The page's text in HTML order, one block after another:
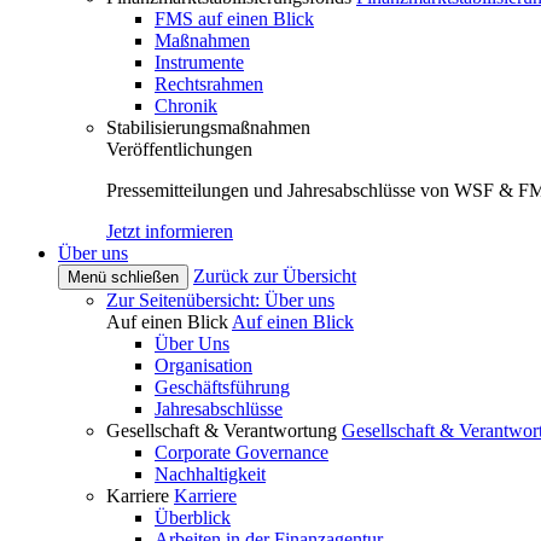
FMS auf einen Blick
Maßnahmen
Instrumente
Rechtsrahmen
Chronik
Stabilisierungsmaßnahmen
Veröffentlichungen
Pressemitteilungen und Jahresabschlüsse von WSF &
Jetzt informieren
Über uns
Menü schließen
Zurück zur Übersicht
Zur Seitenübersicht: Über uns
Auf einen Blick Auf einen Blick
Über Uns
Organisation
Geschäftsführung
Jahresabschlüsse
Gesellschaft & Verantwortung Gesellschaft &
Corporate Governance
Nachhaltigkeit
Karriere Karriere
Überblick